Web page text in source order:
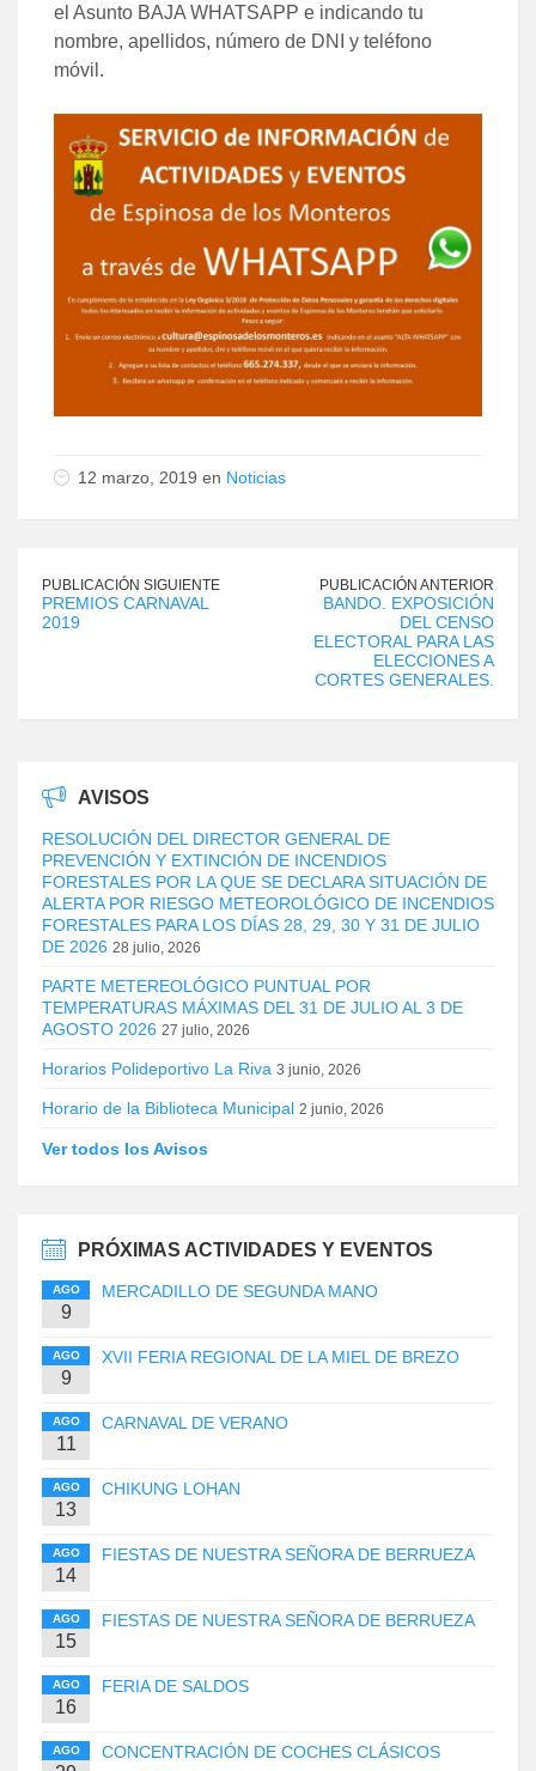
el Asunto BAJA WHATSAPP e indicando tu
nombre, apellidos, número de DNI y teléfono
móvil.
12 marzo, 2019 en Noticias
PUBLICACIÓN SIGUIENTE
PREMIOS CARNAVAL
2019
PUBLICACIÓN ANTERIOR
BANDO. EXPOSICIÓN
DEL CENSO
ELECTORAL PARA LAS
ELECCIONES A
CORTES GENERALES.
AVISOS
RESOLUCIÓN DEL DIRECTOR GENERAL DE
PREVENCIÓN Y EXTINCIÓN DE INCENDIOS
FORESTALES POR LA QUE SE DECLARA SITUACIÓN DE
ALERTA POR RIESGO METEOROLÓGICO DE INCENDIOS
FORESTALES PARA LOS DÍAS 28, 29, 30 Y 31 DE JULIO
DE 2026 28 julio, 2026
PARTE METEREOLÓGICO PUNTUAL POR
TEMPERATURAS MÁXIMAS DEL 31 DE JULIO AL 3 DE
AGOSTO 2026 27 julio, 2026
Horarios Polideportivo La Riva 3 junio, 2026
Horario de la Biblioteca Municipal 2 junio, 2026
Ver todos los Avisos
PRÓXIMAS ACTIVIDADES Y EVENTOS
AGO
9
MERCADILLO DE SEGUNDA MANO
AGO
9
XVII FERIA REGIONAL DE LA MIEL DE BREZO
AGO
11
CARNAVAL DE VERANO
AGO
13
CHIKUNG LOHAN
AGO
14
FIESTAS DE NUESTRA SEÑORA DE BERRUEZA
AGO
15
FIESTAS DE NUESTRA SEÑORA DE BERRUEZA
AGO
16
FERIA DE SALDOS
AGO CONCENTRACIÓN DE COCHES CLÁSICOS